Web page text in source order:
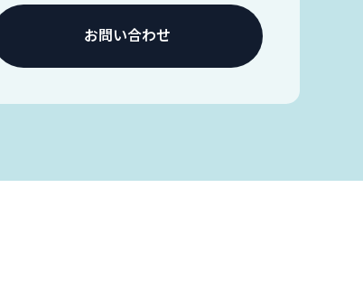
お問い合わせ